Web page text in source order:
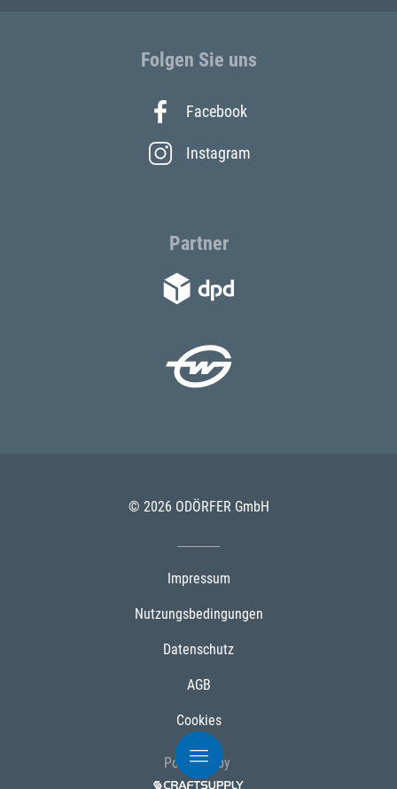
Folgen Sie uns
Facebook
Instagram
Partner
© 2026 ODÖRFER GmbH
Impressum
Nutzungsbedingungen
Datenschutz
AGB
Cookies
Powered by